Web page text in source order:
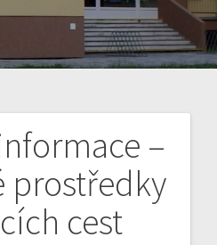
–
prostředky
cest